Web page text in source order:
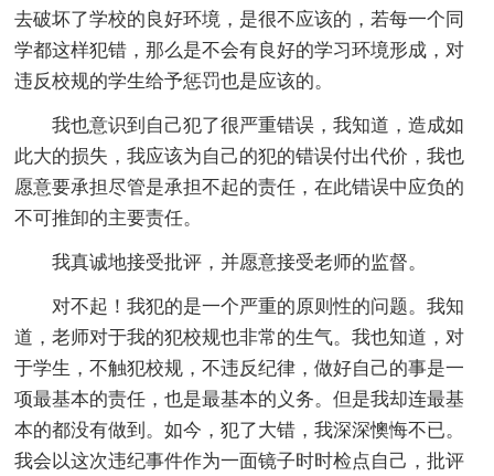
去破坏了学校的良好环境，是很不应该的，若每一个同
学都这样犯错，那么是不会有良好的学习环境形成，对
违反校规的学生给予惩罚也是应该的。
我也意识到自己犯了很严重错误，我知道，造成如
此大的损失，我应该为自己的犯的错误付出代价，我也
愿意要承担尽管是承担不起的责任，在此错误中应负的
不可推卸的主要责任。
我真诚地接受批评，并愿意接受老师的监督。
对不起！我犯的是一个严重的原则性的问题。我知
道，老师对于我的犯校规也非常的生气。我也知道，对
于学生，不触犯校规，不违反纪律，做好自己的事是一
项最基本的责任，也是最基本的义务。但是我却连最基
本的都没有做到。如今，犯了大错，我深深懊悔不已。
我会以这次违纪事件作为一面镜子时时检点自己，批评